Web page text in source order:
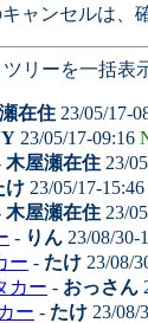
ャンセルは
リーを一括表
在住 23/05/17-
23/05/17-09:16
木屋瀬在住 23/
け 23/05/17-15:46
木屋瀬在住 23/
- りん 23/08/30-
ー - たけ 23/08/
カー - おっさん
ー - たけ 23/08/